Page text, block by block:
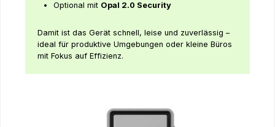
Optional mit Opal 2.0 Security
Damit ist das Gerät schnell, leise und zuverlässig –
ideal für produktive Umgebungen oder kleine Büros
mit Fokus auf Effizienz.